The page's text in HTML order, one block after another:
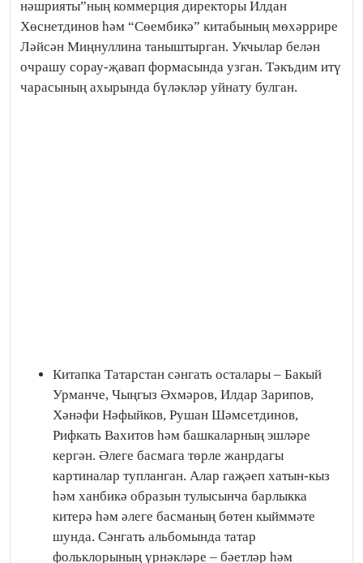
нәшрияты”ның коммерция директоры Илдан
Хөснетдинов һәм “Сөембикә” китабының мөхәррире
Ләйсән Миңнуллина таныштырган. Укчылар белән
очрашу сорау-җавап формасында узган. Тәкъдим итү
чарасының ахырында бүләкләр уйнату булган.
Китапка Татарстан сәнгать осталары – Бакый
Урманче, Чыңгыз Әхмәров, Илдар Зарипов,
Хәнәфи Нәфыйков, Рушан Шәмсетдинов,
Рифкать Вахитов һәм башкаларның эшләре
кергән. Әлеге басмага төрле жанрдагы
картиналар тупланган. Алар гаҗәеп хатын-кыз
һәм ханбикә образын тулысынча барлыкка
китерә һәм әлеге басманың бөтен кыйммәте
шунда. Сәнгать альбомында татар
фольклорының үрнәкләре – бәетләр һәм